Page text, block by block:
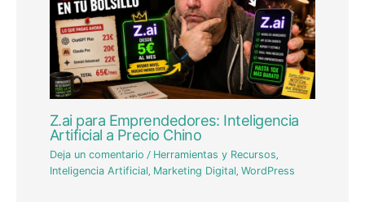
Z.ai para Emprendedores: Inteligencia
Artificial a Precio Chino
Deja un comentario / Herramientas y Recursos,
Inteligencia Artificial, Marketing Digital,WordPress